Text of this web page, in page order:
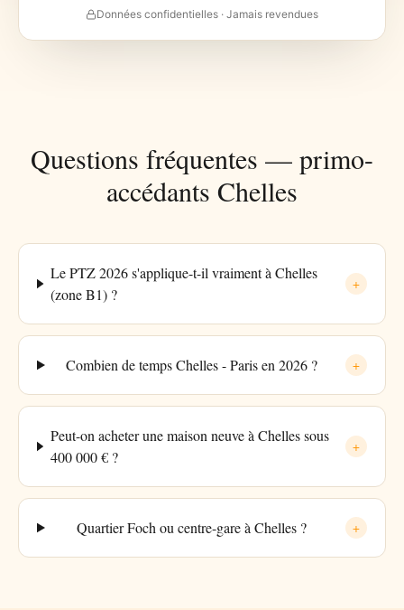
Données confidentielles · Jamais revendues
Questions fréquentes — primo-
accédants Chelles
Le PTZ 2026 s'applique-t-il vraiment à Chelles
(zone B1) ?
+
Combien de temps Chelles - Paris en 2026 ? +
Peut-on acheter une maison neuve à Chelles sous
400 000 € ?
+
Quartier Foch ou centre-gare à Chelles ? +